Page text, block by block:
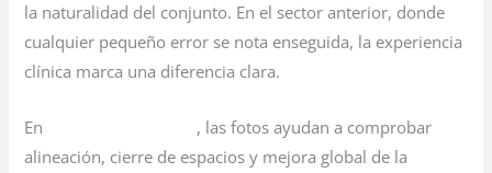
la naturalidad del conjunto. En el sector anterior, donde
cualquier pequeño error se nota enseguida, la experiencia
clínica marca una diferencia clara.
En
, las fotos ayudan a comprobar
alineación, cierre de espacios y mejora global de la